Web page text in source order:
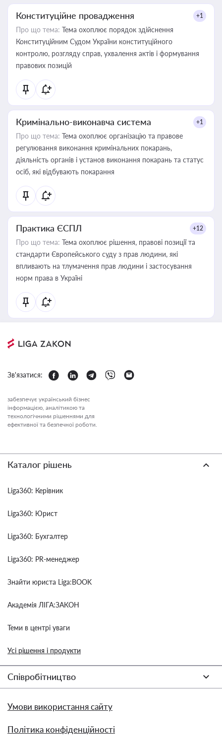
Конституційне провадження +1
Про що тема: Тема охоплює порядок здійснення
Конституційним Судом України конституційного
контролю, розгляду справ, ухвалення актів і формування
правових позицій
Кримінально-виконавча система +1
Про що тема: Тема охоплює організацію та правове
регулювання виконання кримінальних покарань,
діяльність органів і установ виконання покарань та статус
осіб, які відбувають покарання
Практика ЄСПЛ +12
Про що тема: Тема охоплює рішення, правові позиції та
стандарти Європейського суду з прав людини, які
впливають на тлумачення прав людини і застосування
норм права в Україні
Зв'язатися:
забезпечує український бізнес
інформацією, аналітикою та
технологічними рішеннями для
ефективної та безпечної роботи.
Каталог рішень
Liga360: Керівник
Liga360: Юрист
Liga360: Бухгалтер
Liga360: PR-менеджер
Знайти юриста Liga:BOOK
Академія ЛІГА:ЗАКОН
Теми в центрі уваги
Усі рішення і продукти
Співробітництво
Умови використання сайту
Політика конфіденційності